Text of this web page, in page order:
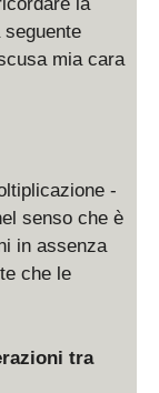
mia cara
-
senso che è
in assenza
che le
tra